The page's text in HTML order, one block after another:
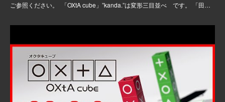
ご参照ください。 「OXtA cube」”kanda.”は ​​​​​​変形三目並べ です。 「田…